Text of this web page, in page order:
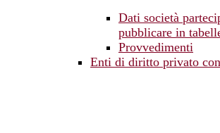
Dati società
pubblicare in
Provvedimenti
Enti di diritto privato